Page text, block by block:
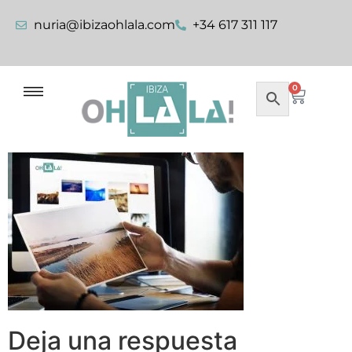
nuria@ibizaohlala.com +34 617 311 117
0
Deja una respuesta